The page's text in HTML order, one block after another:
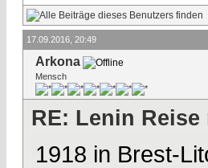
17.09.2016, 20:49
Arkona
Mensch
RE: Lenin
1918 in Brest-